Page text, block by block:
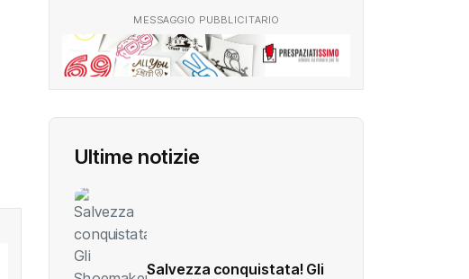
MESSAGGIO PUBBLICITARIO
Ultime notizie
Salvezza conquistata! Gli